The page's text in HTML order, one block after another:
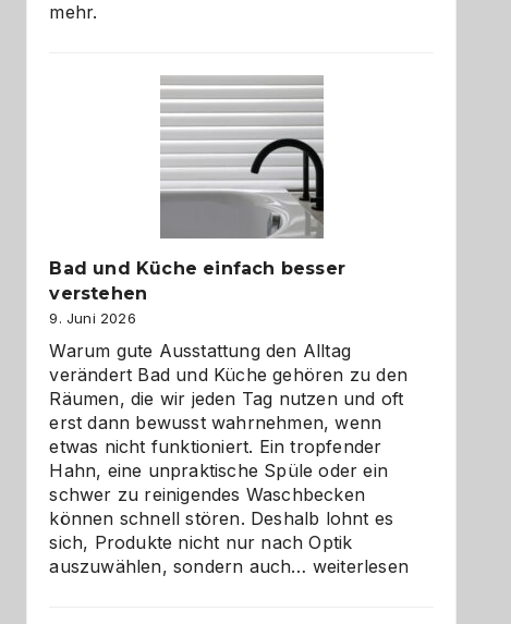
mehr.
Bad und Küche einfach besser
verstehen
9. Juni 2026
Warum gute Ausstattung den Alltag
verändert Bad und Küche gehören zu den
Räumen, die wir jeden Tag nutzen und oft
erst dann bewusst wahrnehmen, wenn
etwas nicht funktioniert. Ein tropfender
Hahn, eine unpraktische Spüle oder ein
schwer zu reinigendes Waschbecken
können schnell stören. Deshalb lohnt es
sich, Produkte nicht nur nach Optik
auszuwählen, sondern auch… Bad
weiterlesen